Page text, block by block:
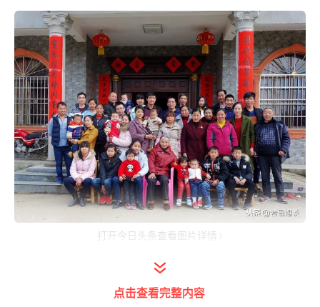
打开今日头条查看图片详情
其实啊！相比于英语中把爷爷奶奶和外公外婆
不分，叔叔和舅舅不分、姑姑和姨妈不分的称
点击查看完整内容